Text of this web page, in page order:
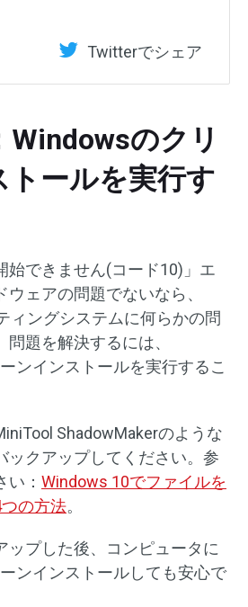
Twitterでシェア
Windowsのクリ
トールを実行す
始できません(コード10)」エ
ェアの問題でないなら、
ィングシステムに何らかの問
題を解決するには、
ンインストールを実行するこ
ShadowMakerのような
ックアップしてください。参
： Windows 10でファイルを
の方法。
ップした後、コンピュータに
ンインストールしても安心で